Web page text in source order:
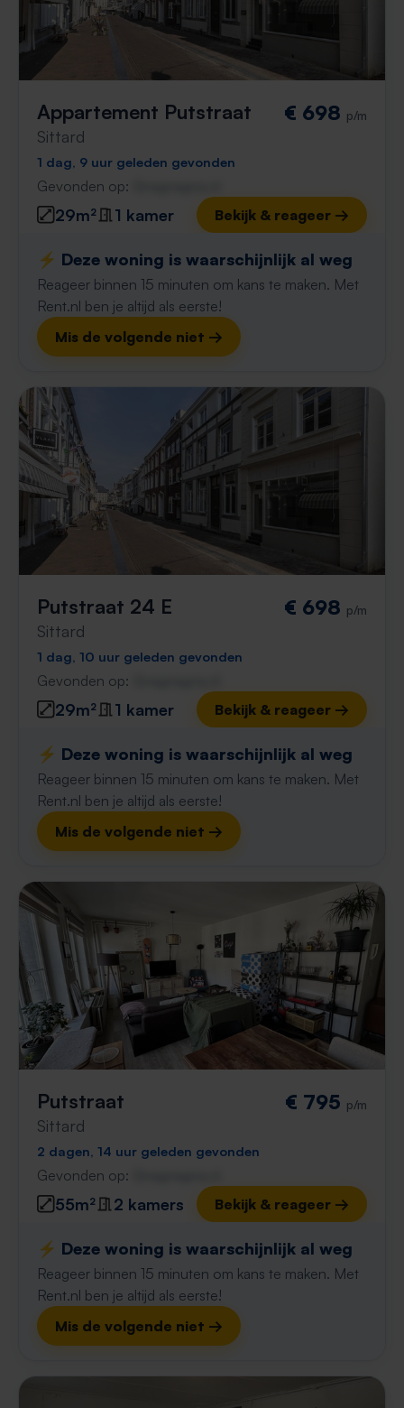
Appartement Putstraat
Sittard
€ 698 p/m
1 dag, 9 uur geleden gevonden
Gevonden op:
29m² 1 kamer Bekijk & reageer →
⚡️ Deze woning is waarschijnlijk al weg
Reageer binnen 15 minuten om kans te maken. Met
Rent.nl ben je altijd als eerste!
Mis de volgende niet →
Putstraat 24 E
Sittard
€ 698 p/m
1 dag, 10 uur geleden gevonden
Gevonden op:
29m² 1 kamer Bekijk & reageer →
⚡️ Deze woning is waarschijnlijk al weg
Reageer binnen 15 minuten om kans te maken. Met
Rent.nl ben je altijd als eerste!
Mis de volgende niet →
Putstraat
Sittard
€ 795 p/m
2 dagen, 14 uur geleden gevonden
Gevonden op:
55m² 2 kamers Bekijk & reageer →
⚡️ Deze woning is waarschijnlijk al weg
Reageer binnen 15 minuten om kans te maken. Met
Rent.nl ben je altijd als eerste!
Mis de volgende niet →